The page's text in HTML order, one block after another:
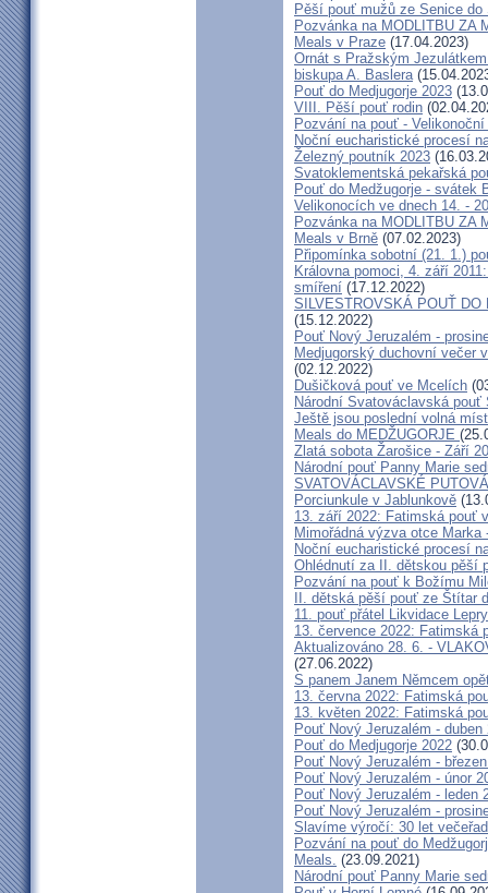
Pěší pouť mužů ze Senice do
Pozvánka na MODLITBU ZA
Meals v Praze (17.04.2023)
Ornát s Pražským
biskupa A. Baslera
Pouť do Medjugorje 2023
VIII. Pěší pouť rodin
Pozvání na pouť -
Noční eucharistické procesí
Železný poutník 2023
Svatoklementská pekařská
Pouť do Medžugorje - svátek
Velikonocích ve dnech 14. -
Pozvánka na MODLITBU ZA
Meals v Brně (07.02.2023)
Připomínka sobotní (21. 1.)
Královna pomoci, 4. září
smíření (17.12.2022)
SILVESTROVSKÁ POUŤ DO
(15.12.2022)
Pouť Nový Jeruzalém -
Medjugorský duchovní večer
(02.12.2022)
Dušičková pouť ve Mcelích
Národní Svatováclavská pouť
Ještě jsou poslední volná
Meals do MEDŽUGORJE
Zlatá sobota Žarošice - Září
Národní pouť Panny Marie
SVATOVÁCLAVSKÉ
Porciunkule v Jablunkově
13. září 2022: Fatimská pouť
Mimořádná výzva otce
Noční eucharistické procesí
Ohlédnutí za II. dětskou pěší
Pozvání na pouť k Božímu
II. dětská pěší pouť ze Štítar
11. pouť přátel Likvidace Lepry
13. července 2022: Fatimská
Aktualizováno 28. 6. -
(27.06.2022)
S panem Janem Němcem
13. června 2022: Fatimská
13. květen 2022: Fatimská
Pouť Nový Jeruzalém - duben
Pouť do Medjugorje 2022
Pouť Nový Jeruzalém -
Pouť Nový Jeruzalém - únor
Pouť Nový Jeruzalém - leden
Pouť Nový Jeruzalém -
Slavíme výročí: 30 let
Pozvání na pouť do
Meals. (23.09.2021)
Národní pouť Panny Marie